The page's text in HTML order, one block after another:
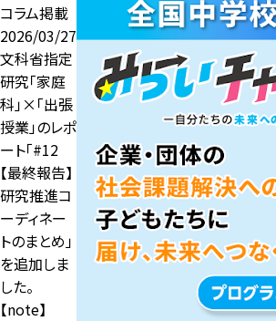
コラム掲載
2026/03/27
文科省指定
研究「家庭
科」×「出張
授業」のレポ
ート「#12
【最終報告】
研究推進コ
ーディネー
トのまとめ」
を追加しま
した。
【note】